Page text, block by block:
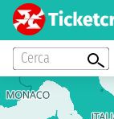
Cerca